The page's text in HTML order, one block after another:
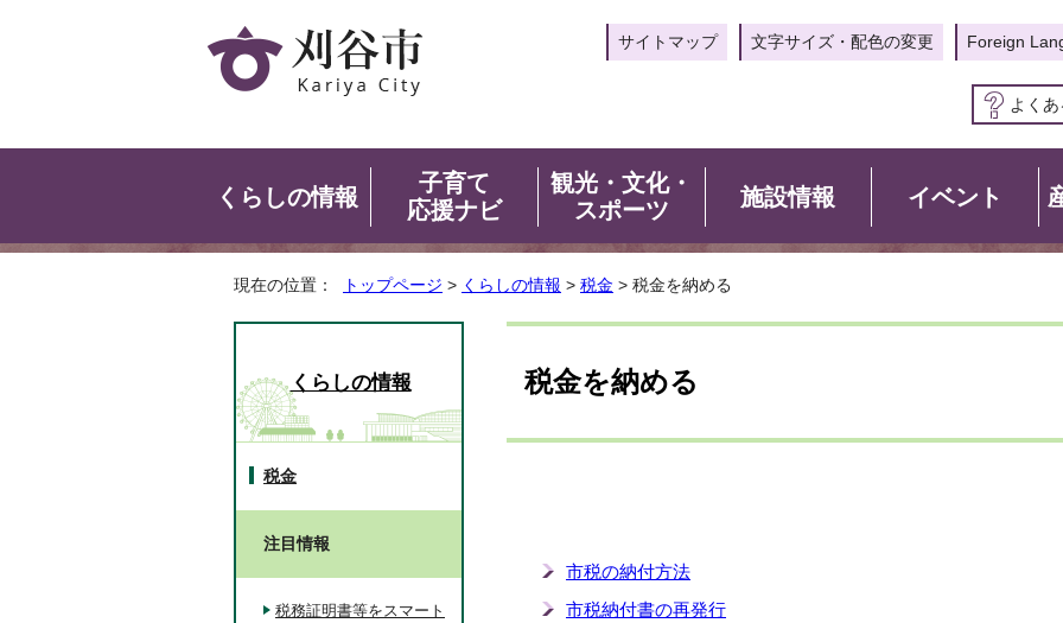
サイトマップ 文字サイズ・配色の変更 Foreign
よく
くらしの情報
子育て
応援ナビ
観光・文化・
スポーツ
施設情報 イベント
現在の位置： トップページ > くらしの情報 > 税金 > 税金を納める
税金を納める
市税の納付方法
市税納付書の再発行
くらしの情報
税金
注目情報
税務証明書等をスマート